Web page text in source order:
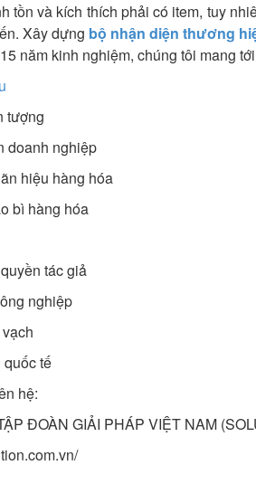
tồn và kích thích phải có item, tuy
Xây dựng bộ nhận diện thương
năm kinh nghiệm, chúng tôi mang
tượng
doanh nghiệp
hiệu hàng hóa
bì hàng hóa
tác giả
nghiệp​
tế
hệ:
ĐOÀN GIẢI PHÁP VIỆT NAM